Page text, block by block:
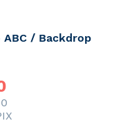
ABC / Backdrop